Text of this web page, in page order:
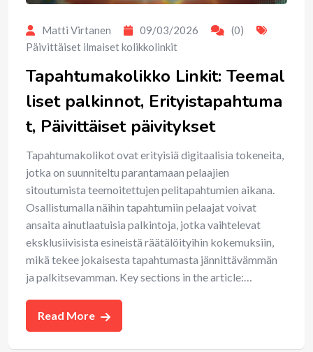
Matti Virtanen 09/03/2026
(0)
Päivittäiset ilmaiset kolikkolinkit
Tapahtumakolikko Linkit: Teemal
liset palkinnot, Erityistapahtuma
t, Päivittäiset päivitykset
Tapahtumakolikot ovat erityisiä digitaalisia tokeneita,
jotka on suunniteltu parantamaan pelaajien
sitoutumista teemoitettujen pelitapahtumien aikana.
Osallistumalla näihin tapahtumiin pelaajat voivat
ansaita ainutlaatuisia palkintoja, jotka vaihtelevat
eksklusiivisista esineistä räätälöityihin kokemuksiin,
mikä tekee jokaisesta tapahtumasta jännittävämmän
ja palkitsevamman. Key sections in the article:…
Read More